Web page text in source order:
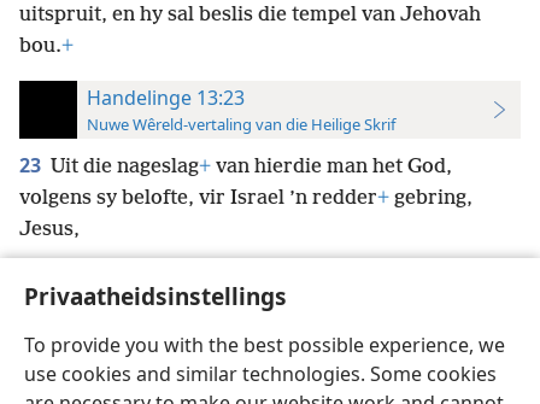
Privaatheidsinstellings
To provide you with the best possible experience, we
use cookies and similar technologies. Some cookies
uitspruit, en hy sal beslis die tempel van Jehovah
bou.+
Handelinge 13:23
Nuwe Wêreld-vertaling van die Heilige Skrif
23 Uit die nageslag+ van hierdie man het God,
volgens sy belofte, vir Israel ’n redder+ gebring,
Jesus,
Afrikaans Voorkeure